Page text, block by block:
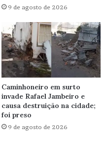
9 de agosto de 2026
Caminhoneiro em surto
invade Rafael Jambeiro e
causa destruição na cidade;
foi preso
9 de agosto de 2026